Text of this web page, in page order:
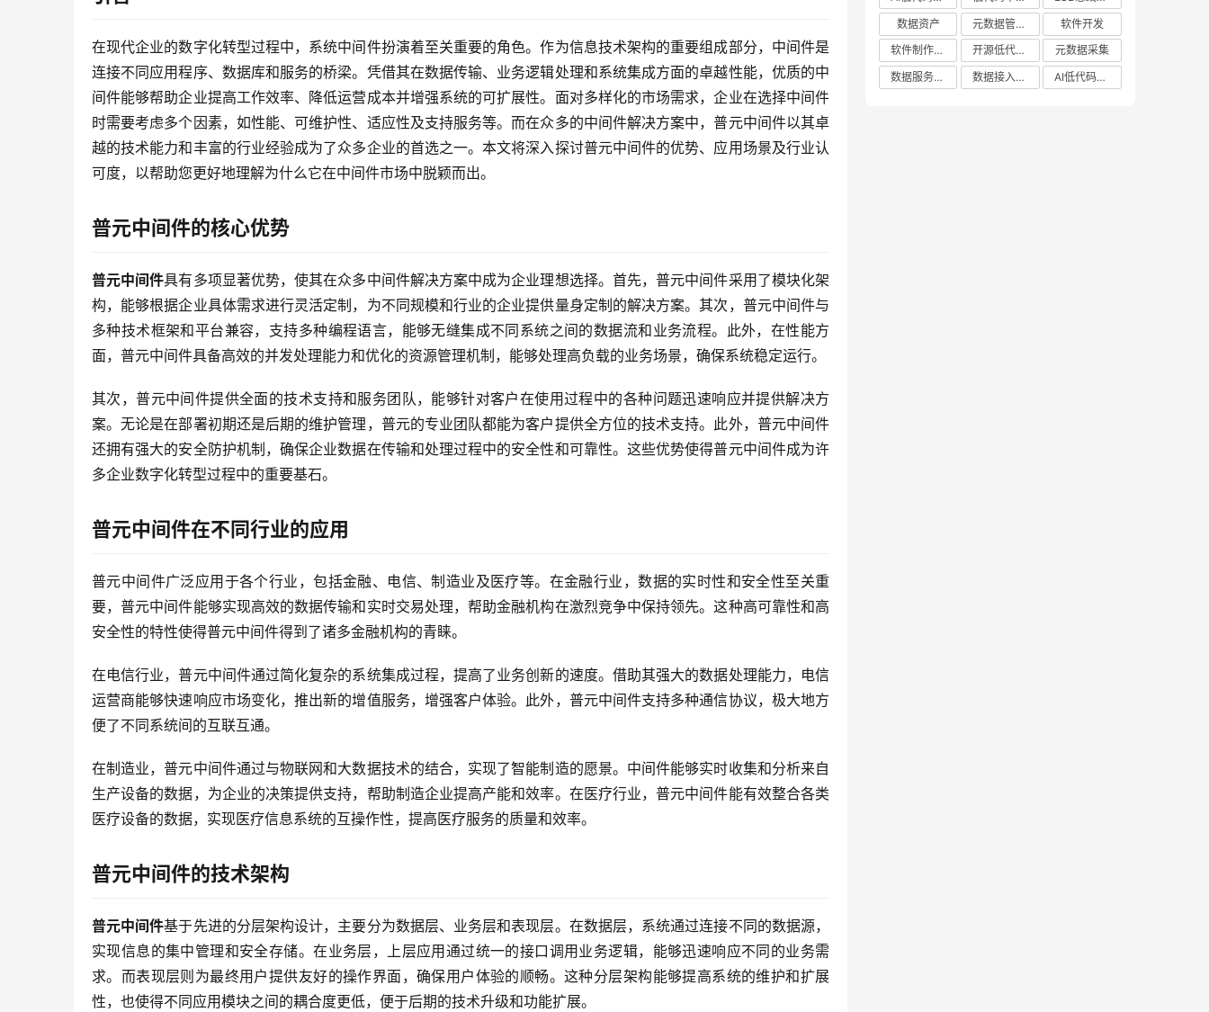
在现代企业的数字化转型过程中，系统中间件扮演着至关重要的角色。作为信息技术架构的重要组成部分，中间件是
连接不同应用程序、数据库和服务的桥梁。凭借其在数据传输、业务逻辑处理和系统集成方面的卓越性能，优质的中
间件能够帮助企业提高工作效率、降低运营成本并增强系统的可扩展性。面对多样化的市场需求，企业在选择中间件
时需要考虑多个因素，如性能、可维护性、适应性及支持服务等。而在众多的中间件解决方案中，普元中间件以其卓
越的技术能力和丰富的行业经验成为了众多企业的首选之一。本文将深入探讨普元中间件的优势、应用场景及行业认
可度，以帮助您更好地理解为什么它在中间件市场中脱颖而出。
普元中间件的核心优势
普元中间件具有多项显著优势，使其在众多中间件解决方案中成为企业理想选择。首先，普元中间件采用了模块化架
构，能够根据企业具体需求进行灵活定制，为不同规模和行业的企业提供量身定制的解决方案。其次，普元中间件与
多种技术框架和平台兼容，支持多种编程语言，能够无缝集成不同系统之间的数据流和业务流程。此外，在性能方
面，普元中间件具备高效的并发处理能力和优化的资源管理机制，能够处理高负载的业务场景，确保系统稳定运行。
其次，普元中间件提供全面的技术支持和服务团队，能够针对客户在使用过程中的各种问题迅速响应并提供解决方
案。无论是在部署初期还是后期的维护管理，普元的专业团队都能为客户提供全方位的技术支持。此外，普元中间件
还拥有强大的安全防护机制，确保企业数据在传输和处理过程中的安全性和可靠性。这些优势使得普元中间件成为许
多企业数字化转型过程中的重要基石。
普元中间件在不同行业的应用
普元中间件广泛应用于各个行业，包括金融、电信、制造业及医疗等。在金融行业，数据的实时性和安全性至关重
要，普元中间件能够实现高效的数据传输和实时交易处理，帮助金融机构在激烈竞争中保持领先。这种高可靠性和高
安全性的特性使得普元中间件得到了诸多金融机构的青睐。
在电信行业，普元中间件通过简化复杂的系统集成过程，提高了业务创新的速度。借助其强大的数据处理能力，电信
运营商能够快速响应市场变化，推出新的增值服务，增强客户体验。此外，普元中间件支持多种通信协议，极大地方
便了不同系统间的互联互通。
在制造业，普元中间件通过与物联网和大数据技术的结合，实现了智能制造的愿景。中间件能够实时收集和分析来自
生产设备的数据，为企业的决策提供支持，帮助制造企业提高产能和效率。在医疗行业，普元中间件能有效整合各类
医疗设备的数据，实现医疗信息系统的互操作性，提高医疗服务的质量和效率。
普元中间件的技术架构
普元中间件基于先进的分层架构设计，主要分为数据层、业务层和表现层。在数据层，系统通过连接不同的数据源，
实现信息的集中管理和安全存储。在业务层，上层应用通过统一的接口调用业务逻辑，能够迅速响应不同的业务需
求。而表现层则为最终用户提供友好的操作界面，确保用户体验的顺畅。这种分层架构能够提高系统的维护和扩展
性，也使得不同应用模块之间的耦合度更低，便于后期的技术升级和功能扩展。
数据资产
元数据管理系统哪家好
软件开发
软件制作平台
开源低代码平台
元数据采集
数据服务平台
数据接入管理系统 AI低代码应用平台